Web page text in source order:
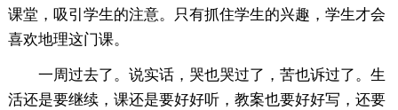
课堂，吸引学生的注意。只有抓住学生的兴趣，学生才会
喜欢地理这门课。
一周过去了。说实话，哭也哭过了，苦也诉过了。生
活还是要继续，课还是要好好听，教案也要好好写，还要